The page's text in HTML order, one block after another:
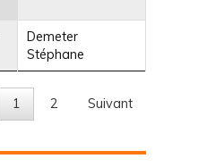
Demeter
Stéphane
1 2 Suivant